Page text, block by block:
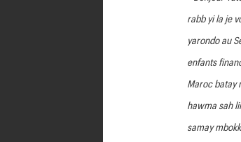
rabb yi la je
yarondo au
enfants
Maroc batay
hawma sah
samay